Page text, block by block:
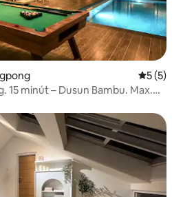
5 (5)
15 minút – Dusun Bambu. Max.